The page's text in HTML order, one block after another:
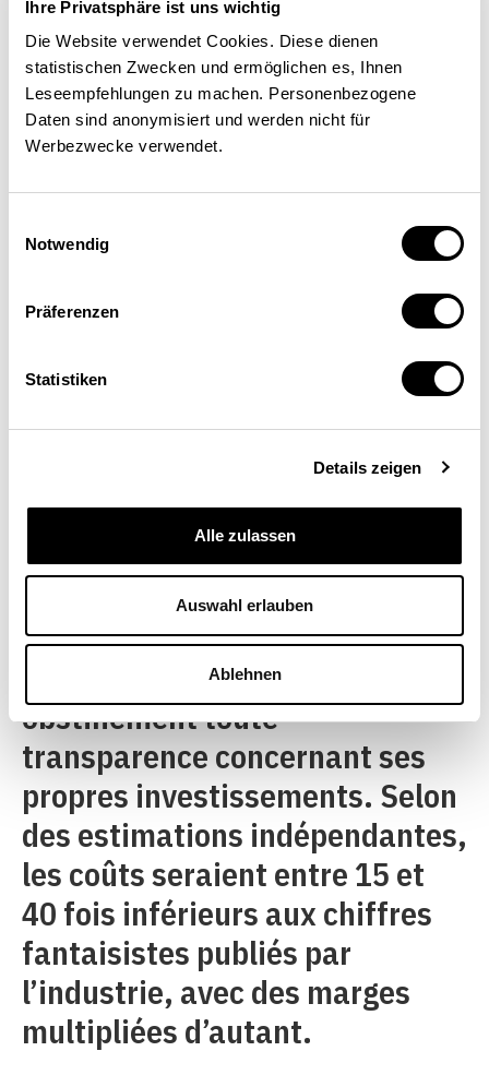
Ihre Privatsphäre ist uns wichtig
Die Website verwendet Cookies. Diese dienen
statistischen Zwecken und ermöglichen es, Ihnen
Leseempfehlungen zu machen. Personenbezogene
Daten sind anonymisiert und werden nicht für
Werbezwecke verwendet.
Notwendig
Präferenzen
Statistiken
Details zeigen
Alle zulassen
Auswahl erlauben
Ablehnen
grande retenue) et les vaccins –
sauf en temps de pandémie.
Deuxièmement, alors que les
diminuent considérablement
les risques liés au
développement de nouveaux
produits, les profits tout aussi
considérables des
multinationales sont privatisés.
Les brevets devraient servir à
indemniser les entreprises pour
les coûts de développement, en
empêchant la concurrence de
copier et de commercialiser une
invention. Or, l’industrie
pharmaceutique refuse
obstinément toute
transparence concernant ses
propres investissements. Selon
des estimations indépendantes,
les coûts seraient entre 15 et
40 fois inférieurs aux chiffres
fantaisistes publiés par
l’industrie, avec des marges
multipliées d’autant.